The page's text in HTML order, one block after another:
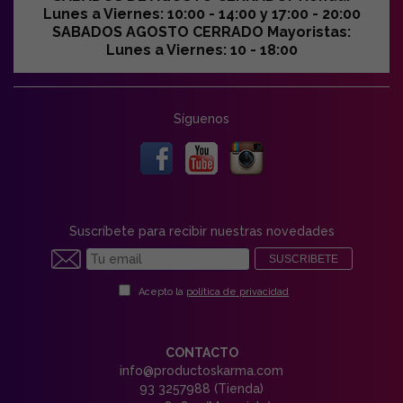
Lunes a Viernes: 10:00 - 14:00 y 17:00 - 20:00
SABADOS AGOSTO CERRADO Mayoristas:
Lunes a Viernes: 10 - 18:00
Síguenos
Suscríbete para recibir nuestras novedades
SUSCRIBETE
Acepto la política de privacidad
CONTACTO
info@productoskarma.com
93 3257988 (Tienda)